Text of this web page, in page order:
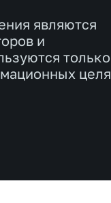
являются
и